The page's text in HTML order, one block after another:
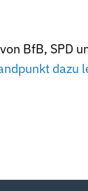
BfB, SPD
dazu